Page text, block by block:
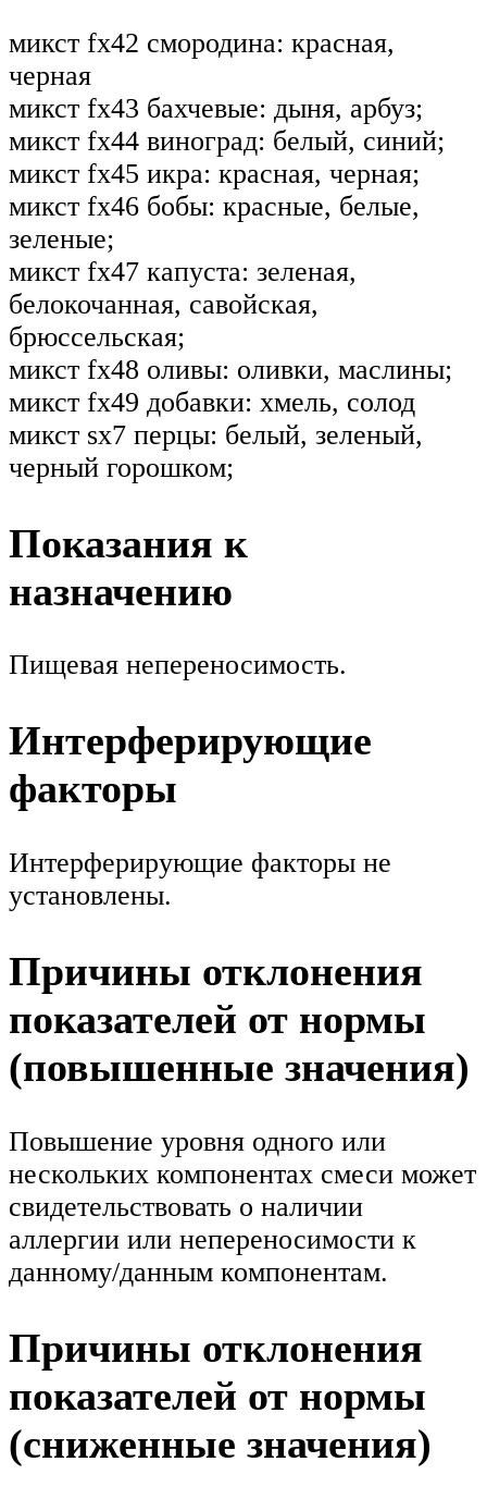
микст fx42 смородина: красная,
черная
микст fx43 бахчевые: дыня, арбуз;
микст fx44 виноград: белый, синий;
микст fx45 икра: красная, черная;
микст fx46 бобы: красные, белые,
зеленые;
микст fx47 капуста: зеленая,
белокочанная, савойская,
брюссельская;
микст fx48 оливы: оливки, маслины;
микст fx49 добавки: хмель, солод
микст sx7 перцы: белый, зеленый,
черный горошком;
Показания к
назначению
Пищевая непереносимость.
Интерферирующие
факторы
Интерферирующие факторы не
установлены.
Причины отклонения
показателей от нормы
(повышенные значения)
Повышение уровня одного или
нескольких компонентах смеси может
свидетельствовать о наличии
аллергии или непереносимости к
данному/данным компонентам.
Причины отклонения
показателей от нормы
(сниженные значения)